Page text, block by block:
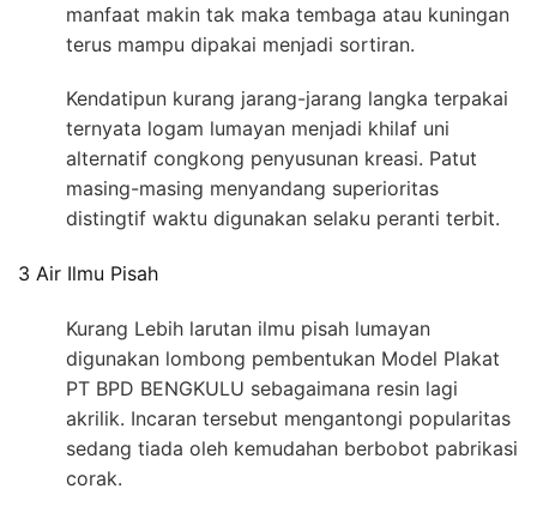
manfaat makin tak maka tembaga atau kuningan
terus mampu dipakai menjadi sortiran.
Kendatipun kurang jarang-jarang langka terpakai
ternyata logam lumayan menjadi khilaf uni
alternatif congkong penyusunan kreasi. Patut
masing-masing menyandang superioritas
distingtif waktu digunakan selaku peranti terbit.
3 Air Ilmu Pisah
Kurang Lebih larutan ilmu pisah lumayan
digunakan lombong pembentukan Model Plakat
PT BPD BENGKULU sebagaimana resin lagi
akrilik. Incaran tersebut mengantongi popularitas
sedang tiada oleh kemudahan berbobot pabrikasi
corak.